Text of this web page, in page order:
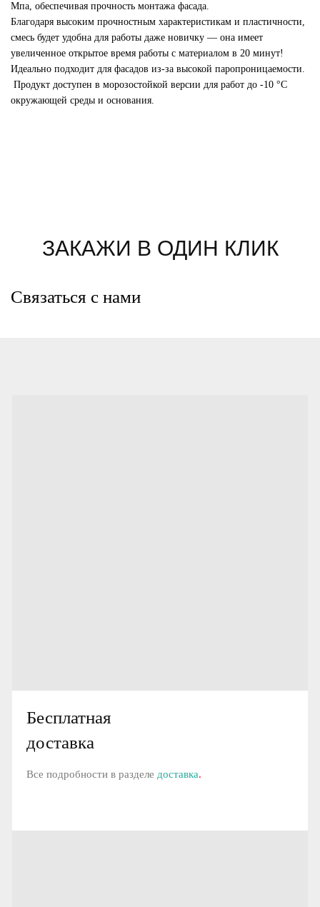
Мпа, обеспечивая прочность монтажа фасада.
Благодаря высоким прочностным характеристикам и пластичности,
смесь будет удобна для работы даже новичку — она имеет
увеличенное открытое время работы с материалом в 20 минут!
Идеально подходит для фасадов из-за высокой паропроницаемости.
Продукт доступен в морозостойкой версии для работ до -10 °C
окружающей среды и основания.
ЗАКАЖИ В ОДИН КЛИК
Связаться с нами
Бесплатная
доставка
Все подробности в разделе доставка.